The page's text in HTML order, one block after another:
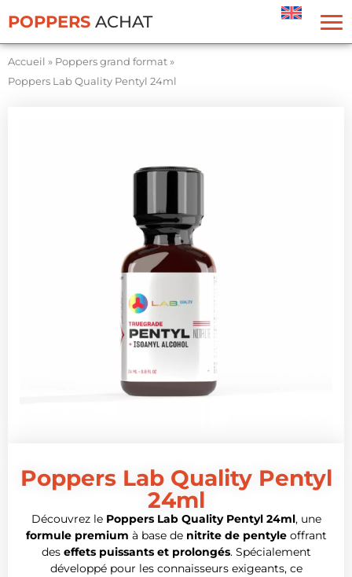
POPPERS ACHAT
Accueil » Poppers grand format»
Poppers Lab Quality Pentyl 24ml
Poppers Lab Quality Pentyl
24ml
Découvrez le Poppers Lab Quality Pentyl 24ml, une
formule premium à base de nitrite de pentyleoffrant
des effets puissants et prolongés. Spécialement
développé pour les connaisseurs exigeants, ce